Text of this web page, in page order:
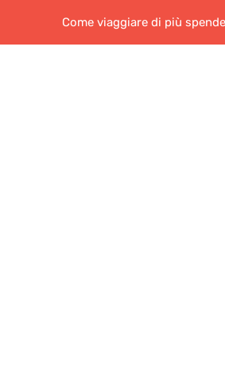
Come viaggiare di più